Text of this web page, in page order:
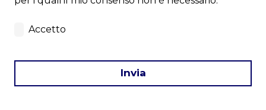
Accetto
Invia